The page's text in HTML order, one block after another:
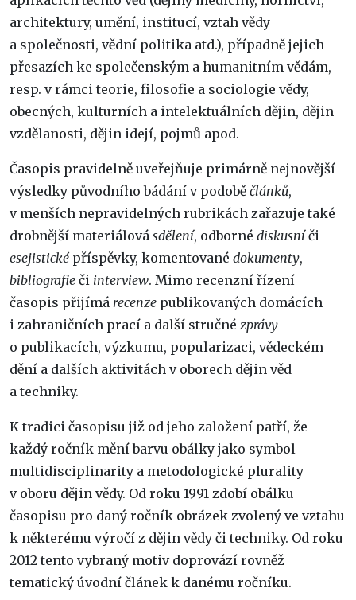
architektury, umění, institucí, vztah vědy
a společnosti, vědní politika atd.), případně jejich
přesazích ke společenským a humanitním vědám,
resp. v rámci teorie, filosofie a sociologie vědy,
obecných, kulturních a intelektuálních dějin, dějin
vzdělanosti, dějin idejí, pojmů apod.
Časopis pravidelně uveřejňuje primárně nejnovější
výsledky původního bádání v podobě článků,
v menších nepravidelných rubrikách zařazuje také
drobnější materiálová sdělení, odborné diskusníči
esejisticképříspěvky, komentované dokumenty,
bibliografie či interview. Mimo recenzní řízení
časopis přijímá recenze publikovaných domácích
i zahraničních prací a další stručné zprávy
o publikacích, výzkumu, popularizaci, vědeckém
dění a dalších aktivitách v oborech dějin věd
a techniky.
K tradici časopisu již od jeho založení patří, že
každý ročník mění barvu obálky jako symbol
multidisciplinarity a metodologické plurality
v oboru dějin vědy. Od roku 1991 zdobí obálku
časopisu pro daný ročník obrázek zvolený ve vztahu
k některému výročí z dějin vědy či techniky. Od roku
2012 tento vybraný motiv doprovází rovněž
tematický úvodní článek k danému ročníku.